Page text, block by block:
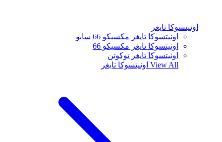
اونيتسوكا تايغر
اونيتسوكا تايغر مكسيكو 66 سابو
اونيتسوكا تايغر مكسيكو 66
اونيتسوكا تايغر توكوتن
View All اونيتسوكا تايغر